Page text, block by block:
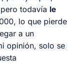
todavía le
lo que pierde
a un
opinión, solo se